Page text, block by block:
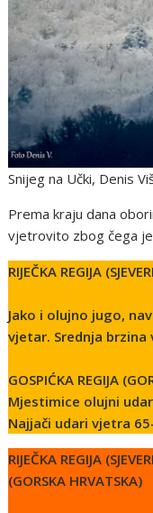
Snijeg na Učki, Denis
Prema kraju dana
vjetrovito zbog čega
RIJEČKA REGIJA
Jako i olujno jugo,
vjetar. Srednja
GOSPIĆKA REGIJA
Mjestimice olujni
Najjači udari vjetra
RIJEČKA REGIJA
(GORSKA HRVATSKA)